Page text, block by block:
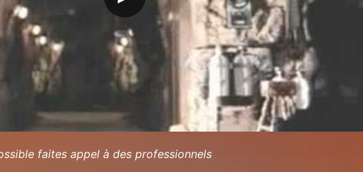
faites appel à des professionnels